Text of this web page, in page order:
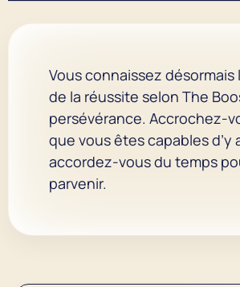
Vous connaissez désormais
de la réussite selon The
persévérance. Accrochez-
que vous êtes capables d’y
accordez-vous du temps
parvenir.